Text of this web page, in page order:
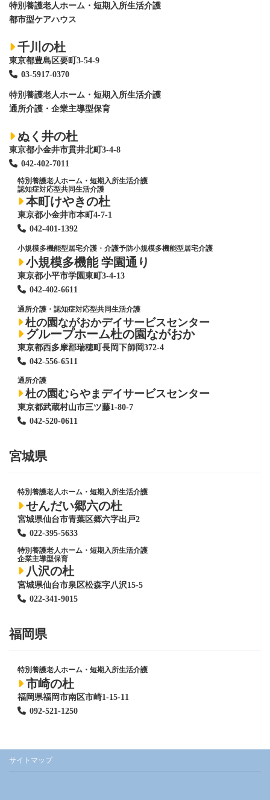
特別養護老人ホーム ・短期入所生活介護
都市型ケアハウス
千川の杜
東京都豊島区要町3-54-9
03-5917-0370
特別養護老人ホーム ・短期入所生活介護
通所介護・企業主導型保育
ぬく井の杜
東京都小金井市貫井北町3-4-8
042-402-7011
特別養護老人ホーム ・短期入所生活介護
認知症対応型共同生活介護
本町けやきの杜
東京都小金井市本町4-7-1
042-401-1392
小規模多機能型居宅介護・介護予防小規模多機能型居宅介護
小規模多機能 学園通り
東京都小平市学園東町3-4-13
042-402-6611
通所介護・認知症対応型共同生活介護
杜の園ながおかデイサービスセンター
グループホーム杜の園ながおか
東京都西多摩郡瑞穂町長岡下師岡372-4
042-556-6511
通所介護
杜の園むらやまデイサービスセンター
東京都武蔵村山市三ツ藤1-80-7
042-520-0611
宮城県
特別養護老人ホーム ・短期入所生活介護
せんだい郷六の杜
宮城県仙台市青葉区郷六字出戸2
022-395-5633
特別養護老人ホーム ・短期入所生活介護
企業主導型保育
八沢の杜
宮城県仙台市泉区松森字八沢15-5
022-341-9015
福岡県
特別養護老人ホーム ・短期入所生活介護
市崎の杜
福岡県福岡市南区市崎1-15-11
092-521-1250
サイトマップ